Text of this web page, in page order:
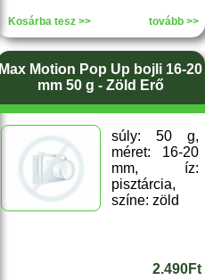
Kosárba tesz >> tovább >>
Max Motion Pop Up bojli 16-20
mm 50 g - Zöld Erő
súly: 50 g,
méret: 16-20
mm, íz:
pisztárcia,
színe: zöld
2.490Ft